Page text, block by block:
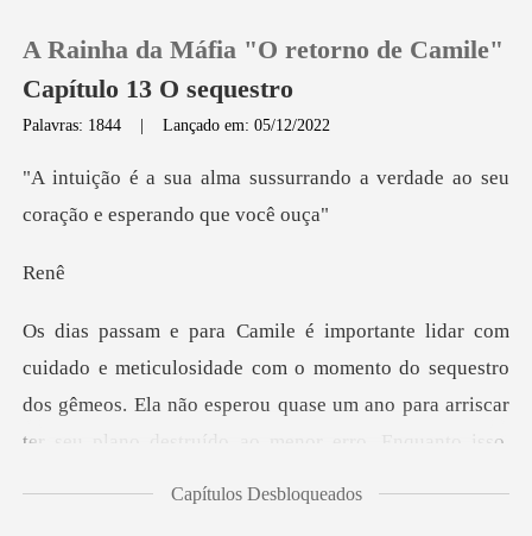
0
A Rainha da Máfia "O retorno de Camile"
Capítulo 13 O sequestro
Palavras: 1844 |Lançado em: 05/12/2022
urrando a verdade ao seu
cora
e
momento do sequestro
dos gêmeos. Ela não esperou quase um ano para arriscar
ter seu
Capítulos Desbloqueados